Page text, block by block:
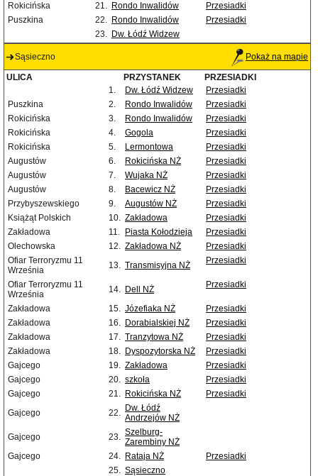
Rokicińska
21. Rondo Inwalidów
Przesiadki
Puszkina
22. Rondo Inwalidów
Przesiadki
23. Dw. Łódź Widzew
Sąsieczno Pokaż na mapie
ULICA PRZYSTANEK
PRZESIADKI
1.
Dw. Łódź Widzew
Przesiadki
Puszkina
2. Rondo Inwalidów
Przesiadki
Rokicińska
3. Rondo Inwalidów
Przesiadki
Rokicińska
4. Gogola
Przesiadki
Rokicińska
5. Lermontowa
Przesiadki
Augustów
6. Rokicińska NŻ
Przesiadki
Augustów
7. Wujaka NŻ
Przesiadki
Augustów
8. Bacewicz NŻ
Przesiadki
Przybyszewskiego
9. Augustów NŻ
Przesiadki
Książąt Polskich
10. Zakładowa
Przesiadki
Zakładowa
11. Piasta Kołodzieja
Przesiadki
Olechowska
12. Zakładowa NŻ
Przesiadki
Ofiar Terroryzmu 11
Września
13. Transmisyjna NŻ Przesiadki
Ofiar Terroryzmu 11
Września
14. Dell NŻ Przesiadki
Zakładowa 15. Józefiaka NŻ
Przesiadki
Zakładowa
16. Dorabialskiej NŻ
Przesiadki
Zakładowa
17. Tranzytowa NŻ
Przesiadki
Zakładowa
18. Dyspozytorska NŻ
Przesiadki
Gajcego
19. Zakładowa
Przesiadki
Gajcego
20. szkoła
Przesiadki
Gajcego
21. Rokicińska NŻ
Przesiadki
Gajcego
22. Dw. Łódź
Andrzejów NŻ
Gajcego
23. Szelburg-
Zarembiny NŻ
Gajcego
24. Rataja NŻ
Przesiadki
25. Sąsieczno